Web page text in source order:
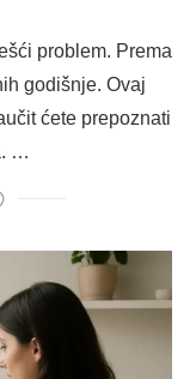
problem. Prema
godišnje. Ovaj
ćete prepoznati
…